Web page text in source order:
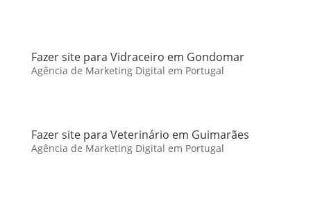
Fazer site para Vidraceiro em Gondomar
Agência de Marketing Digital em Portugal
Fazer site para Veterinário em Guimarães
Agência de Marketing Digital em Portugal